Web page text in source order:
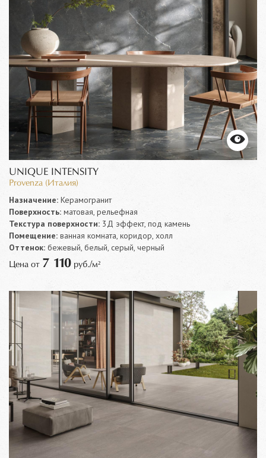
UNIQUE INTENSITY
Provenza (Италия)
Назначение: Керамогранит
Поверхность: матовая, рельефная
Текстура поверхности: 3Д эффект, под камень
Помещение: ванная комната, коридор, холл
Оттенок: бежевый, белый, серый, черный
Цена от 7 110 руб./м²